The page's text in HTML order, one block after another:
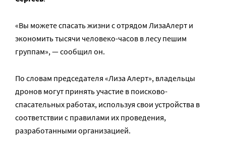
«Вы можете спасать жизни с отрядом ЛизаАлерт и
экономить тысячи человеко-часов в лесу пешим
группам», — сообщил он.
По словам председателя «Лиза Алерт», владельцы
дронов могут принять участие в поисково-
спасательных работах, используя свои устройства в
соответствии с правилами их проведения,
разработанными организацией.